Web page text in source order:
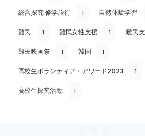
総合探究 修学旅行 1 自然体験学習
難民 1 難民女性支援 1 難民支
難民映画祭 1 韓国 1
高校生ボランティア・アワード2023 1
高校生探究活動 1